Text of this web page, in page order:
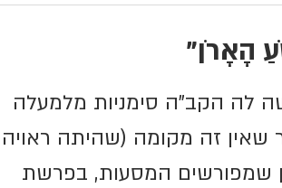
הָאָרֹן"
לה הקב"ה סימניות מלמעלה
שאין זה מקומה (שהיתה ראויה
שמפורשים המסעות, בפרשת